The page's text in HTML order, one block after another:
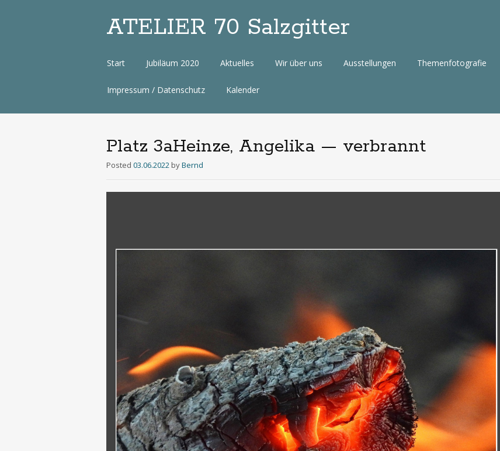
ATELIER 70 Salzgitter
Zum
Start Jubiläum 2020 Aktuelles Wir über uns Ausstellungen Themenfotografie
Impressum / Datenschutz Kalender
Platz 3aHeinze, Angelika — verbrannt
Posted 03.06.2022 byBernd